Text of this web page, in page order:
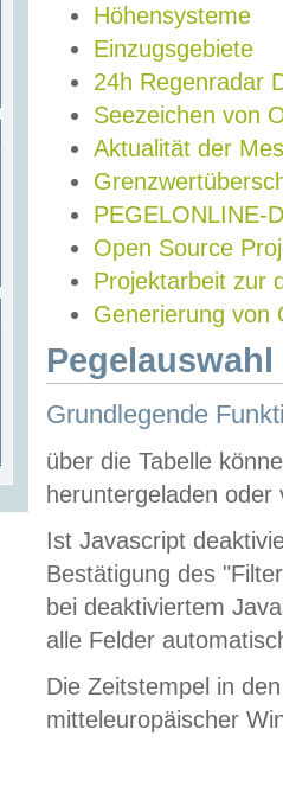
Höhensysteme
Einzugsgebiete
24h Regenradar
Seezeichen von
Aktualität der
PEGELONLINE-
Open Source
Projektarbeit zur
Generierung von
Grundlegende
über die Tabelle
heruntergeladen oder
Ist Javascript
Bestätigung des
bei deaktiviertem
alle Felder
Die Zeitstempel in
mitteleuropäischer